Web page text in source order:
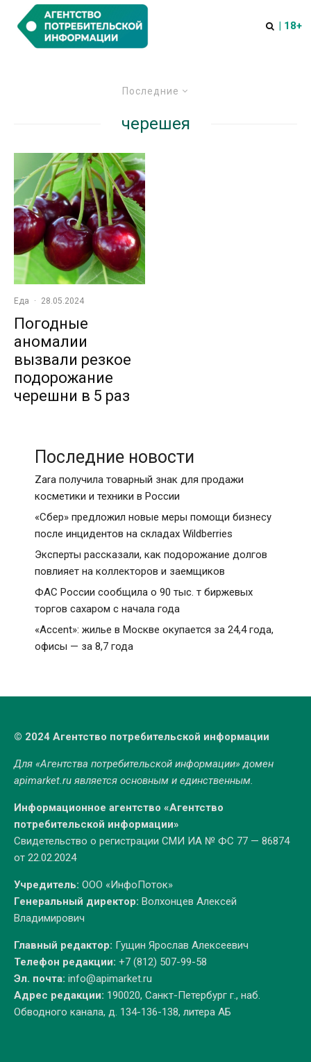
| 18+
Последние
черешея
Еда · 28.05.2024
Погодные
аномалии
вызвали резкое
подорожание
черешни в 5 раз
Последние новости
Zara получила товарный знак для продажи
косметики и техники в России
«Сбер» предложил новые меры помощи бизнесу
после инцидентов на складах Wildberries
Эксперты рассказали, как подорожание долгов
повлияет на коллекторов и заемщиков
ФАС России сообщила о 90 тыс. т биржевых
торгов сахаром с начала года
«Accent»: жилье в Москве окупается за 24,4 года,
офисы — за 8,7 года
© 2024 Агентство потребительской информации
Для «Агентства потребительской информации» домен
apimarket.ruявляется основным и единственным.
Информационное агентство «Агентство
потребительской информации»
Свидетельство о регистрации СМИ ИА № ФС 77 — 86874
от 22.02.2024
Учредитель: ООО «ИнфоПоток»
Генеральный директор: Волхонцев Алексей
Владимирович
Главный редактор: Гущин Ярослав Алексеевич
Телефон редакции: +7 (812) 507-99-58
Эл. почта: info@apimarket.ru
Адрес редакции: 190020, Санкт-Петербург г., наб.
Обводного канала, д. 134-136-138, литера АБ